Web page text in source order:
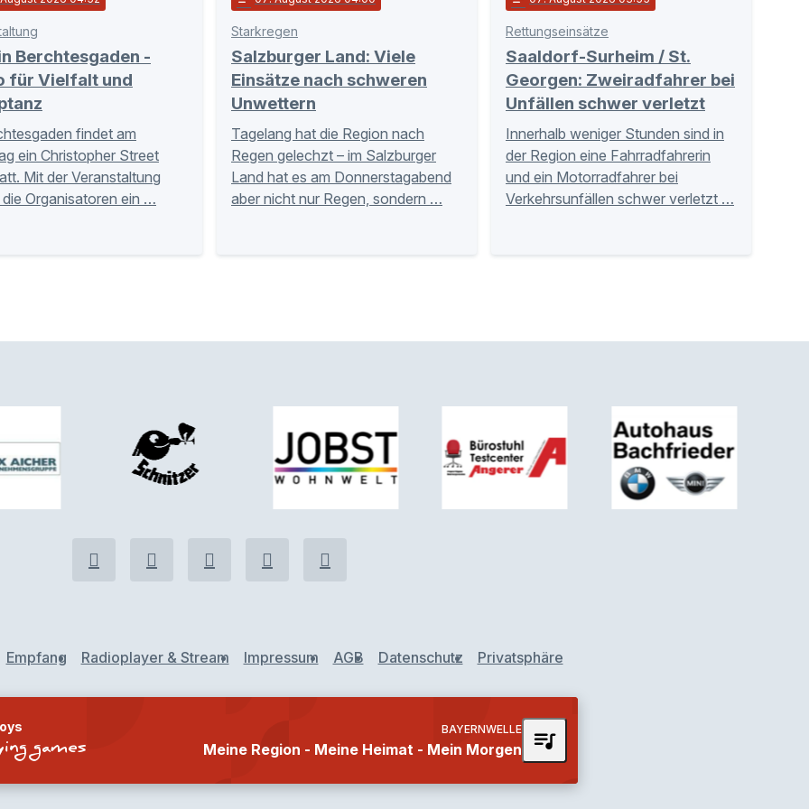
Berchtesgaden -
für Vielfalt und
findet am
ein Christopher Street
Mit der Veranstaltung
Organisatoren ein …
Starkregen
Salzburger Land: Viele
Einsätze nach schweren
Unwettern
Tagelang hat die Region nach
Regen gelechzt – im Salzburger
Land hat es am Donnerstagabend
aber nicht nur Regen, sondern …
Rettungseinsätze
Saaldorf-Surheim / St.
Georgen: Zweiradfahrer bei
Unfällen schwer verletzt
Innerhalb weniger Stunden sind in
der Region eine Fahrradfahrerin
und ein Motorradfahrer bei
Verkehrsunfällen schwer verletzt …
Empfang Radioplayer & Stream Impressum AGB Datenschutz Privatsphäre
games Meine Region - Meine Heimat - Mein Morgen
BAYERNWELLE queue_music